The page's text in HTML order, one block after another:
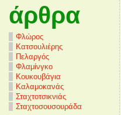
άρθρα
Φλώρος
Κατσουλιέρης
Πελαργός
Φλαμίνγκο
Κουκουβάγια
Καλαμοκανάς
Σταχτοτσικνιάς
Σταχτοσουσουράδα